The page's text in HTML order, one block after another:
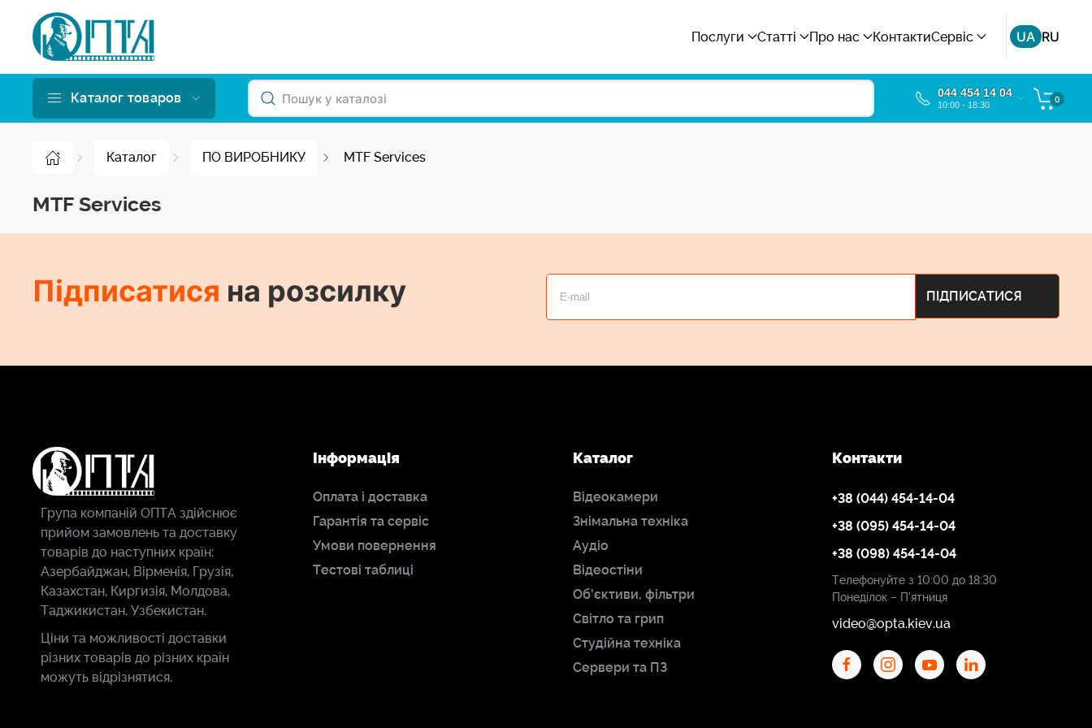
Послуги Статті Про нас КонтактиСервіс UA RU
Каталог товаров 044 454 14 04
10:00 - 18:30
0
Каталог ПО ВИРОБНИКУ MTF Services
MTF Services
Підписатися на розсилку
Група компаній ОПТА здійснює
прийом замовлень та доставку
товарів до наступних країн:
Азербайджан, Вірменія, Грузія,
Казахстан, Киргизія, Молдова,
Таджикистан, Узбекистан.
Ціни та можливості доставки
різних товарів до різних країн
можуть відрізнятися.
Інформація
Оплата і доставка
Гарантія та сервіс
Умови повернення
Тестові таблиці
Каталог
Відеокамери
Знімальна техніка
Аудіо
Відеостіни
Об'єктиви, фільтри
Світло та грип
Студійна техніка
Сервери та ПЗ
Контакти
+38 (044) 454-14-04
+38 (095) 454-14-04
+38 (098) 454-14-04
Телефонуйте з 10:00 до 18:30
Понеділок – П'ятниця
video@opta.kiev.ua